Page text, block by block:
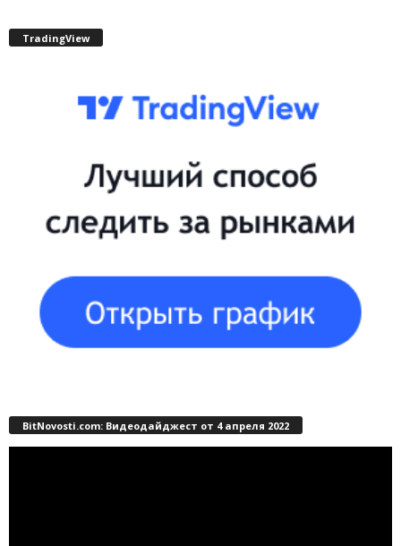
TradingView
BitNovosti.com: Видеодайджест от 4 апреля 2022